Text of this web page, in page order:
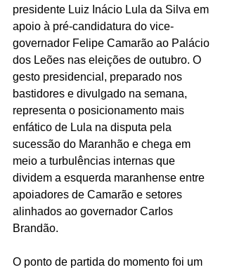
presidente Luiz Inácio Lula da Silva em
apoio à pré-candidatura do vice-
governador Felipe Camarão ao Palácio
dos Leões nas eleições de outubro. O
gesto presidencial, preparado nos
bastidores e divulgado na semana,
representa o posicionamento mais
enfático de Lula na disputa pela
sucessão do Maranhão e chega em
meio a turbulências internas que
dividem a esquerda maranhense entre
apoiadores de Camarão e setores
alinhados ao governador Carlos
Brandão.
O ponto de partida do momento foi um